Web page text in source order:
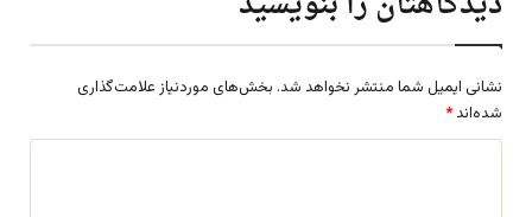
نشانی ایمیل شما منتشر نخواهد شد. بخش‌های موردنیاز علامت‌گذاری
شده‌اند *